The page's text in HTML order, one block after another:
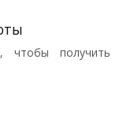
чтобы получить